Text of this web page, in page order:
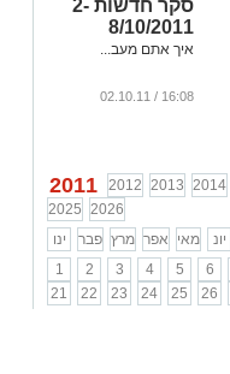
סקר חדשות 2-
8/10/2011
איך אתם מעב...
16:08 / 02.10.11
2011 2012 2013 2014
2025 2026
ינו
פבר מרץ אפר מאי יונ
1
2 3 4 5 6
21
22 23 24 25 26